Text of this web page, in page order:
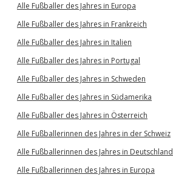
Alle Fußballer des Jahres in Europa
Alle Fußballer des Jahres in Frankreich
Alle Fußballer des Jahres in Italien
Alle Fußballer des Jahres in Portugal
Alle Fußballer des Jahres in Schweden
Alle Fußballer des Jahres in Südamerika
Alle Fußballer des Jahres in Österreich
Alle Fußballerinnen des Jahres in der Schweiz
Alle Fußballerinnen des Jahres in Deutschland
Alle Fußballerinnen des Jahres in Europa